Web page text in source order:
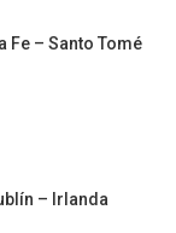
Fe – Santo Tomé
– Irlanda